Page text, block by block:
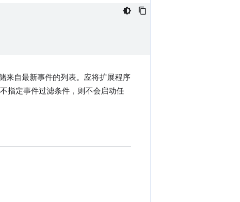
来自最新事件的列表。应将扩展程序
指定事件过滤条件，则不会启动任